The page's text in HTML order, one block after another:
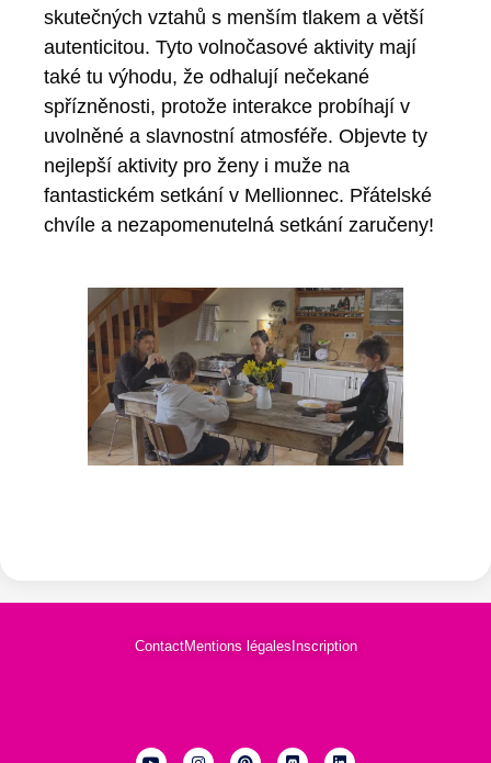
skutečných vztahů s menším tlakem a větší
autenticitou. Tyto volnočasové aktivity mají
také tu výhodu, že odhalují nečekané
spřízněnosti, protože interakce probíhají v
uvolněné a slavnostní atmosféře. Objevte ty
nejlepší aktivity pro ženy i muže na
fantastickém setkání v Mellionnec. Přátelské
chvíle a nezapomenutelná setkání zaručeny!
ContactMentions légales Inscription